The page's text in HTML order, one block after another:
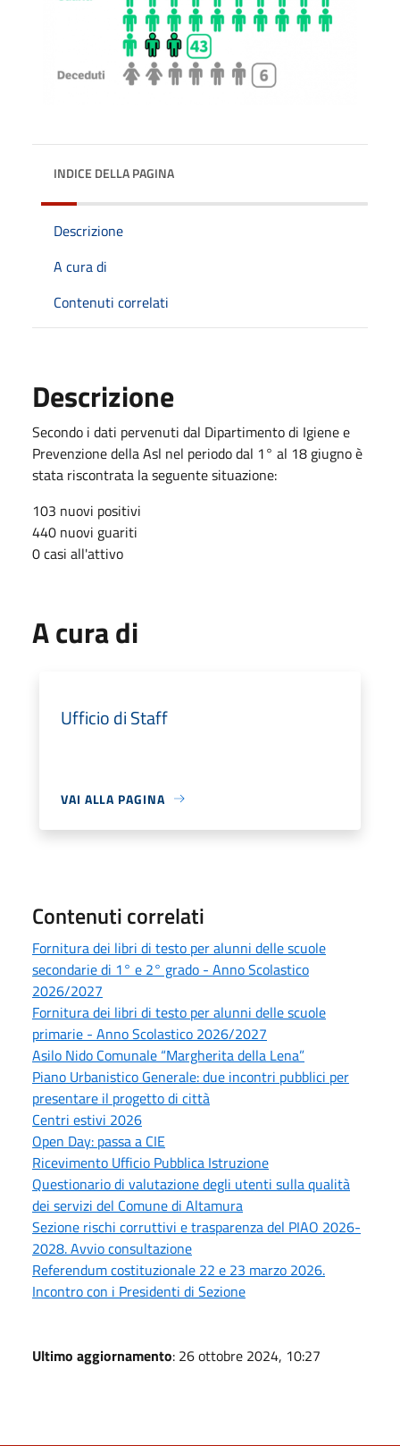
INDICE DELLA PAGINA
Descrizione
A cura di
Contenuti correlati
Descrizione
Secondo i dati pervenuti dal Dipartimento di Igiene e
Prevenzione della Asl nel periodo dal 1° al 18 giugno è
stata riscontrata la seguente situazione:
103 nuovi positivi
440 nuovi guariti
0 casi all'attivo
A cura di
Ufficio di Staff
VAI ALLA PAGINA
Contenuti correlati
Fornitura dei libri di testo per alunni delle scuole
secondarie di 1° e 2° grado - Anno Scolastico
2026/2027
Fornitura dei libri di testo per alunni delle scuole
primarie - Anno Scolastico 2026/2027
Asilo Nido Comunale “Margherita della Lena”
Piano Urbanistico Generale: due incontri pubblici per
presentare il progetto di città
Centri estivi 2026
Open Day: passa a CIE
Ricevimento Ufficio Pubblica Istruzione
Questionario di valutazione degli utenti sulla qualità
dei servizi del Comune di Altamura
Sezione rischi corruttivi e trasparenza del PIAO 2026-
2028. Avvio consultazione
Referendum costituzionale 22 e 23 marzo 2026.
Incontro con i Presidenti di Sezione
Ultimo aggiornamento: 26 ottobre 2024, 10:27